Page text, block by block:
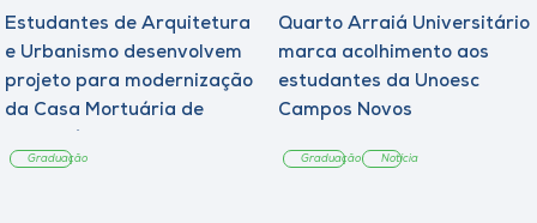
Estudantes de Arquitetura
e Urbanismo desenvolvem
projeto para modernização
da Casa Mortuária de
Graduação
Quarto Arraiá Universitário
marca acolhimento aos
estudantes da Unoesc
Campos Novos
Graduação Notícia